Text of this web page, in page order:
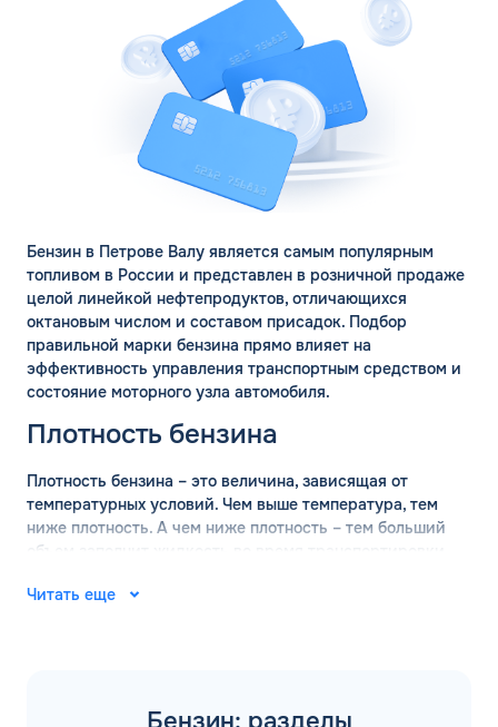
Бензин в Петрове Валу является самым популярным
топливом в России и представлен в розничной продаже
целой линейкой нефтепродуктов, отличающихся
октановым числом и составом присадок. Подбор
правильной марки бензина прямо влияет на
эффективность управления транспортным средством и
состояние моторного узла автомобиля.
Плотность бензина
Плотность бензина – это величина, зависящая от
температурных условий. Чем выше температура, тем
ниже плотность. А чем ниже плотность – тем больший
объем заполнит жидкость во время транспортировки.
обязательно проводится измерение плотности состава.
Читать еще